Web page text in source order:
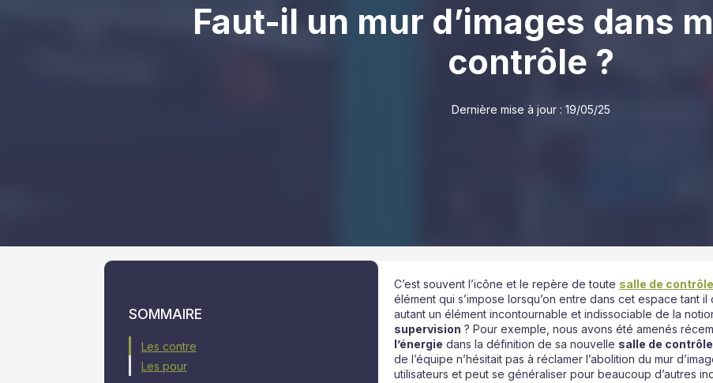
Faut-il un mur d’images dans
contrôle ?
Dernière mise à jour : 19/05/25
SOMMAIRE
Les contre
Les pour
C’est souvent l’icône et le repère de toute salle de contrôle
élément qui s’impose lorsqu’on entre dans cet espace tant
autant un élément incontournable et indissociable de la
supervision ? Pour exemple, nous avons été amenés
l’énergie dans la définition de sa nouvelle salle de contrôle
de l’équipe n’hésitait pas à réclamer l’abolition du mur
utilisateurs et peut se généraliser pour beaucoup d’autres